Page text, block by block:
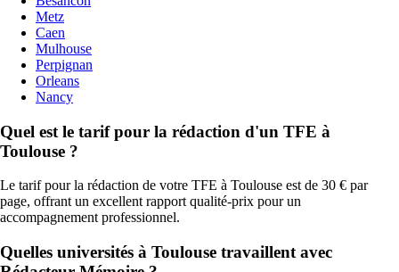
Metz
Caen
Mulhouse
Perpignan
Orleans
Nancy
Quel est le tarif pour la rédaction d'un TFE à
Toulouse ?
Le tarif pour la rédaction de votre TFE à Toulouse est de 30 € par
page, offrant un excellent rapport qualité-prix pour un
accompagnement professionnel.
Quelles universités à Toulouse travaillent avec